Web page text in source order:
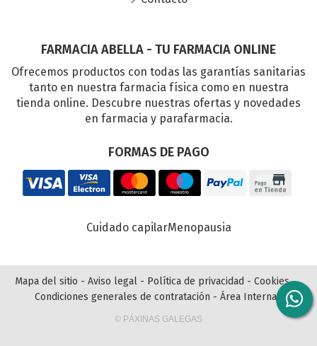
FARMACIA ABELLA - TU FARMACIA ONLINE
Ofrecemos productos con todas las garantías sanitarias
tanto en nuestra farmacia física como en nuestra
tienda online. Descubre nuestras ofertas y novedades
en farmacia y parafarmacia.
FORMAS DE PAGO
Cuidado capilarMenopausia
Mapa del sitio - Aviso legal - Política de privacidad - Cookies-
Condiciones generales de contratación - Área Interna
© PÁXINAS GALEGAS